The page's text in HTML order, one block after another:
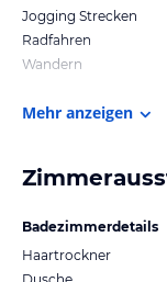
Jogging Strecken
Radfahren
Wandern
Mehr anzeigen
Badezimmerdetails
Haartrockner